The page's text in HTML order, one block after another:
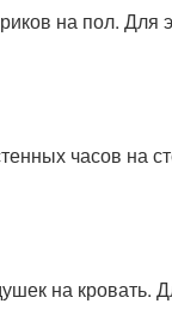
на пол. Для
часов на
на кровать.